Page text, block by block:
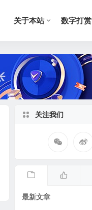
关于本站 数字打赏
关注我们
最新文章